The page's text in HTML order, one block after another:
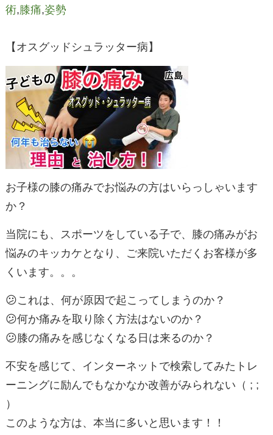
術,膝痛,姿勢
【オスグッドシュラッター病】
お子様の膝の痛みでお悩みの方はいらっしゃいます
か？
当院にも、スポーツをしている子で、膝の痛みがお
悩みのキッカケとなり、ご来院いただくお客様が多
くいます。。。
😕これは、何が原因で起こってしまうのか？
😕何か痛みを取り除く方法はないのか？
😕膝の痛みを感じなくなる日は来るのか？
不安を感じて、インターネットで検索してみたトレ
ーニングに励んでもなかなか改善がみられない（ ; ;
）
このような方は、本当に多いと思います！！